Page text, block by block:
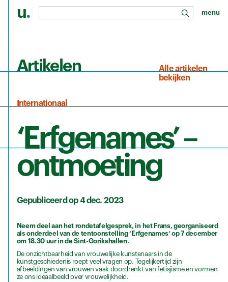
u. zoeken
menu
Artikelen
Alle artikelen
bekijken
Internationaal
‘Erfgenames’ –
ontmoeting
Gepubliceerd op 4 dec. 2023
Neem deel aan het rondetafelgesprek, in het Frans, georganiseerd
als onderdeel van de tentoonstelling ‘Erfgenames’ op 7 december
om 18.30 uur in de Sint-Gorikshallen.
De onzichtbaarheid van vrouwelijke kunstenaars in de
kunstgeschiedenis roept veel vragen op. Tegelijkertijd zijn
afbeeldingen van vrouwen vaak doordrenkt van fetisjisme en vormen
ze ons ideaalbeeld over vrouwelijkheid.